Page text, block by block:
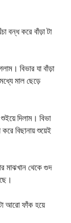
বন্ধ করে বাঁড়া টা
বিভার যা বাঁড়া
মাল ছেড়ে
দিলাম। বিভা
বিছানায় শুয়েই
মাঝখান থেকে গুদ
আরো ফাঁক হয়ে